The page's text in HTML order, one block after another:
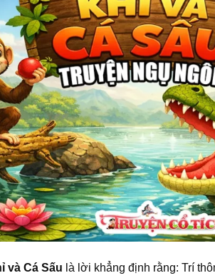
và Cá Sấu là lời khẳng định rằng: Trí